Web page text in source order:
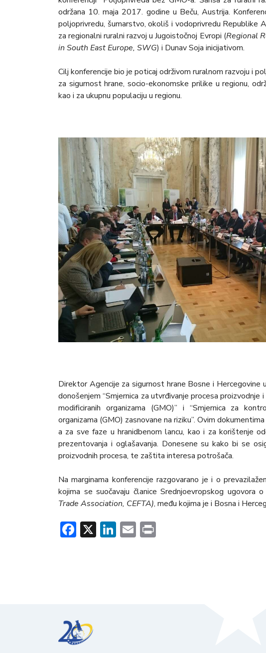
održana 10. maja 2017. godine u Beču, Austrija.
poljoprivredu, šumarstvo, okoliš i vodoprivredu Republike
za regionalni ruralni razvoj u Jugoistočnoj Evropi (Regional
in South East Europe, SWG) i Dunav Soja inicijativom.
Cilj konferencije bio je poticaj održivom ruralnom razvoju i
za sigurnost hrane, socio-ekonomske prilike u regionu,
kao i za ukupnu populaciju u regionu.
Direktor Agencije za sigurnost hrane Bosne i Hercegovine
donošenjem “Smjernica za utvrđivanje procesa proizvodnje
modificiranih organizama (GMO)” i “Smjernica za
organizama (GMO) zasnovane na riziku”. Ovim
a za sve faze u hranidbenom lancu, kao i za korištenje
prezentovanja i oglašavanja. Donesene su kako bi se
proizvodnih procesa, te zaštita interesa potrošača.
Na marginama konferencije razgovarano je i o
kojima se suočavaju članice Srednjoevropskog ugovora
Trade Association, CEFTA), među kojima je i Bosna i
Facebook
X LinkedIn
Email